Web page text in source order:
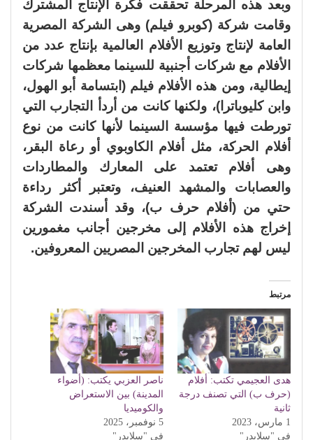
وبعد هذه المرحلة تحققت فكرة الإنتاج المشترك
وقامت شركة (كوبرو فيلم) وهى الشركة المصرية
العامة لإنتاج وتوزيع الأفلام العالمية بإنتاج عدد من
الأفلام مع شركات أجنبية للسينما معظمها شركات
إيطالية، ومن هذه الأفلام فيلم (ابتسامة أبو الهول،
وابن كليوباترا)، ولكنها كانت من أردأ التجارب التي
تورطت فيها مؤسسة السينما لأنها كانت من نوع
أفلام الحركة، مثل أفلام الكاوبوي أو رعاة البقر،
وهى أفلام تعتمد على المعارك والمطاردات
والعصابات والمشهد العنيف، وتعتبر أكثر رداءة
حتي من (أفلام حرف ب)، وقد أسندت الشركة
إخراج هذه الأفلام إلى مخرجين أجانب مغمورين
ليس لهم تجارب المخرجين المصريين المعروفين.
مرتبط
هدى العجيمي تكتب: أفلام
(حرف ب) التي تصنف درجة
ثانية
1 مارس، 2023
في "سلايدر"
ناصر العزبي يكتب: (أضواء
المدينة) بين الاستعراض
والكوميديا
5 نوفمبر، 2025
في "سلايدر"